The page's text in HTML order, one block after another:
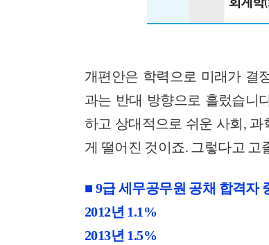
개편안은 학력으로 미래가 결
과는 반대 방향으로 흘렀습니
하고 상대적으로 쉬운 사회,
게 떨어진 것이죠. 그렇다고 고
■ 9급 세무공무원 공채 합격자
2012년 1.1%
2013년 1.5%